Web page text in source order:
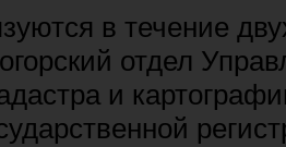
в течение
отдел
и